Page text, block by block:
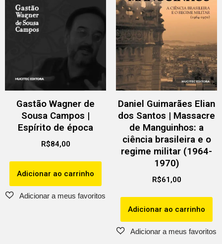
Gastão Wagner de
Sousa Campos |
Espírito de época
R$84,00
Adicionar ao carrinho
Daniel Guimarães Elian
dos Santos | Massacre
de Manguinhos: a
ciência brasileira e o
regime militar (1964-
1970)
R$61,00
Adicionar ao carrinho